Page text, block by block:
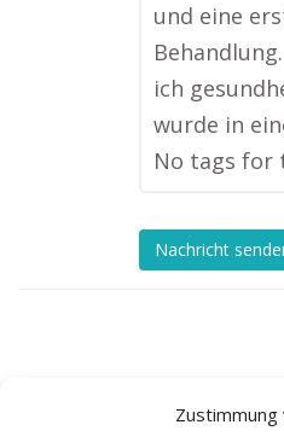
und eine
ich
wurde in
No tags for
Nachricht
Versicherungen in der Nähe